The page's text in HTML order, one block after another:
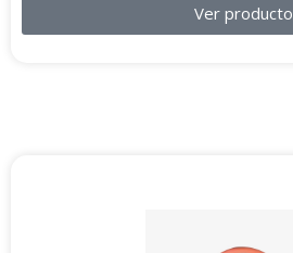
Ver producto